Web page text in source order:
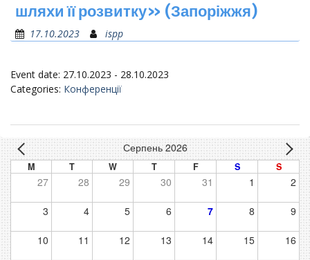
шляхи її розвитку» (Запоріжжя)
17.10.2023 ispp
Event date: 27.10.2023 - 28.10.2023
Categories: Конференції
Серпень 2026
M T W T F S S
27 28 29 30 31 1 2
3 4 5 6 7 8 9
10 11 12 13 14 15 16